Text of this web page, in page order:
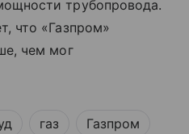
трубопровода.
что «Газпром»
чем мог
газ Газпром